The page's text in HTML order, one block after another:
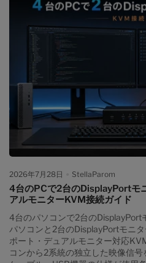
報 FAQ デスクトップPCと
まとめる デスクトップPCとノー
のが難しい理由 デスクトップPC
HDMIやDisplayPort出力を3台のモ
が一般的です。一方、仕事用ノー
て複数画面、USB機器、LAN、充
すると、ドックの後段にKVMや変
なりやすく、映像・USBの制限箇
台のモニター入力を1台ずつ変更
ス、Webカメラを差し替える必要
度が一致しない場合がある USB-C
し、変換経路が増える ノートPC
できるか分かりにくい 問題発生時
ルのどこが原因か切り分けにくい
ンの映像出力能力を増やす装置で
力に対応するKVMを接続しても、
像ストリームを生成できなければ
画面KVMドックは通常のKVMやド
グステーションとKVMは、似た端
ます。ドックは通常、1台のノー
KVMは複数のパソコンでモニター
す。...
2026年7月28日 StellaParom
4台のPCで2台のDisplayPortモ
アルモニターKVM接続ガイド
4台のパソコンで2台のDisplayPort
パソコンと2台のDisplayPortモニ
ポート・デュアルモニター対応
コンから2系統の独立した映像信号